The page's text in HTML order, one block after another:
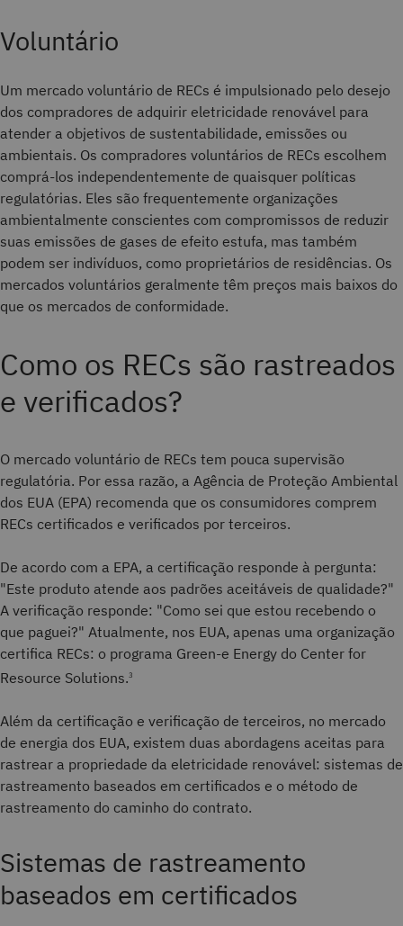
Voluntário
Um mercado voluntário de RECs é impulsionado pelo desejo
dos compradores de adquirir eletricidade renovável para
atender a objetivos de sustentabilidade, emissões ou
ambientais. Os compradores voluntários de RECs escolhem
comprá-los independentemente de quaisquer políticas
regulatórias. Eles são frequentemente organizações
ambientalmente conscientes com compromissos de reduzir
suas emissões de gases de efeito estufa, mas também
podem ser indivíduos, como proprietários de residências. Os
mercados voluntários geralmente têm preços mais baixos do
que os mercados de conformidade.
Como os RECs são rastreados
e verificados?
O mercado voluntário de RECs tem pouca supervisão
regulatória. Por essa razão, a Agência de Proteção Ambiental
dos EUA (EPA) recomenda que os consumidores comprem
RECs certificados e verificados por terceiros.
De acordo com a EPA, a certificação responde à pergunta:
"Este produto atende aos padrões aceitáveis de qualidade?"
A verificação responde: "Como sei que estou recebendo o
que paguei?" Atualmente, nos EUA, apenas uma organização
certifica RECs: o programa Green-e Energy do Center for
Resource Solutions. 3
Além da certificação e verificação de terceiros, no mercado
de energia dos EUA, existem duas abordagens aceitas para
rastrear a propriedade da eletricidade renovável: sistemas de
rastreamento baseados em certificados e o método de
rastreamento do caminho do contrato.
Sistemas de rastreamento
baseados em certificados